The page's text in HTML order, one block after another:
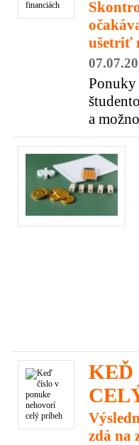
ušetriť
Ponuky
a
KEĎ
zdá na